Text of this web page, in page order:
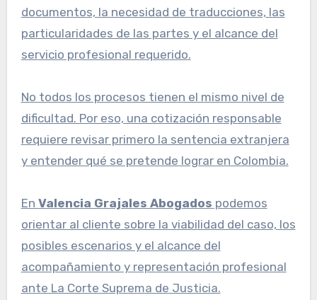
documentos, la necesidad de traducciones, las
particularidades de las partes y el alcance del
servicio profesional requerido.
No todos los procesos tienen el mismo nivel de
dificultad. Por eso, una cotización responsable
requiere revisar primero la sentencia extranjera
y entender qué se pretende lograr en Colombia.
En Valencia Grajales Abogados podemos
orientar al cliente sobre la viabilidad del caso, los
posibles escenarios y el alcance del
acompañamiento y representación profesional
ante La Corte Suprema de Justicia.